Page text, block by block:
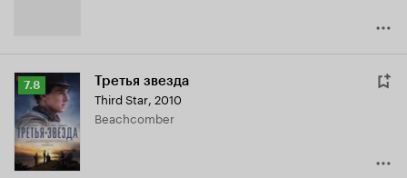
Рейтинг
Кинопоиска
7.8
7.8 Третья звезда
Third Star, 2010
Beachcomber